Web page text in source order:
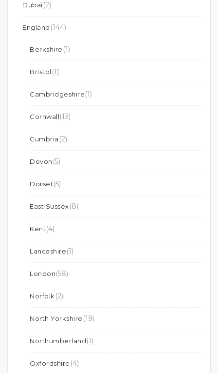
Dubai(2)
England (144)
Berkshire (1)
Bristol (1)
Cambridgeshire(1)
Cornwall(13)
Cumbria (2)
Devon (5)
Dorset(5)
East Sussex(8)
Kent(4)
Lancashire(1)
London(58)
Norfolk (2)
North Yorkshire (19)
Northumberland(1)
Oxfordshire (4)